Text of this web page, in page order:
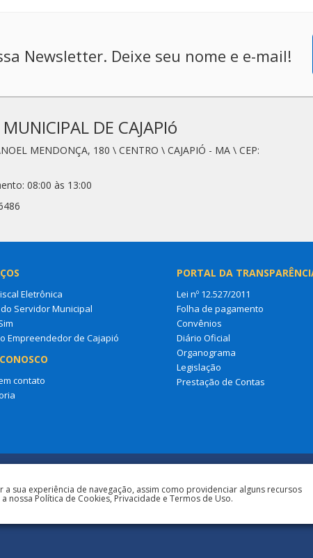
Newsletter. Deixe seu nome e e-mail!
DE CAJAPIó
MENDONÇA, 180 \ CENTRO \ CAJAPIÓ - MA \ CEP:
08:00 às 13:00
Eletrônica
Servidor Municipal
Empreendedor de Cajapió
contato
PORTAL DA
Lei nº 12.527/2011
Folha de pagamento
Convênios
Diário Oficial
Organograma
Legislação
Prestação de Contas
Todos os
sua experiência de navegação, assim como providenciar alguns recursos
nossa Política de Cookies, Privacidade e Termos de Uso.